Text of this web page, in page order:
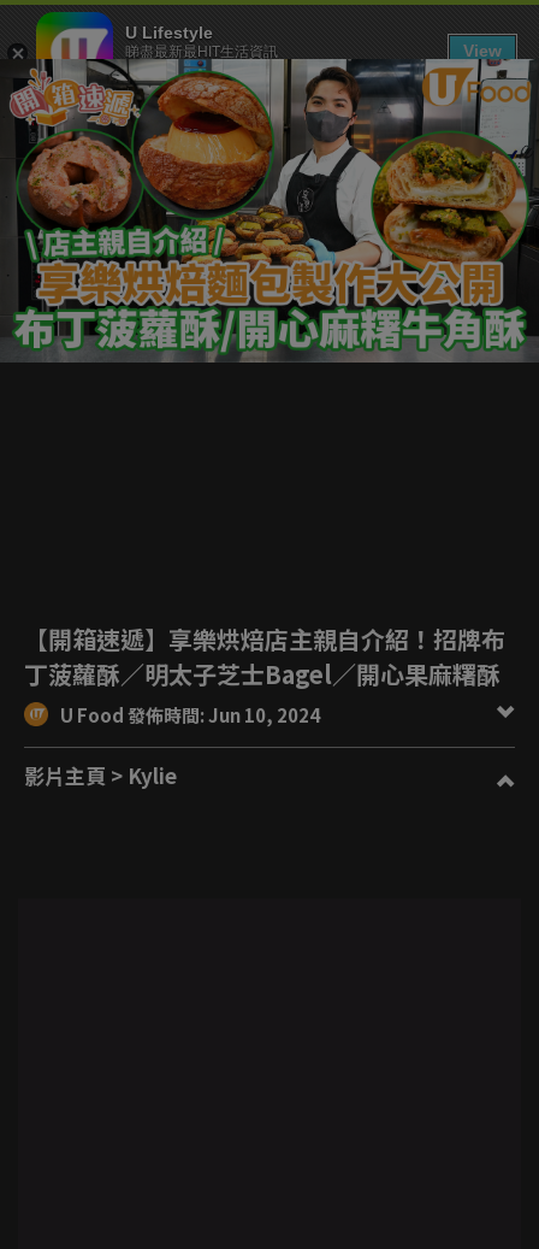
下載 U Lifestyle App
【開箱速遞】享樂烘焙店主親自介紹！招牌布
丁菠蘿酥／明太子芝士Bagel／開心果麻糬酥
U Food 發佈時間: Jun 10, 2024
影片主頁 > Kylie
U Lifestyle
睇盡最新最HIT生活資訊
FREE - In Google Play
View